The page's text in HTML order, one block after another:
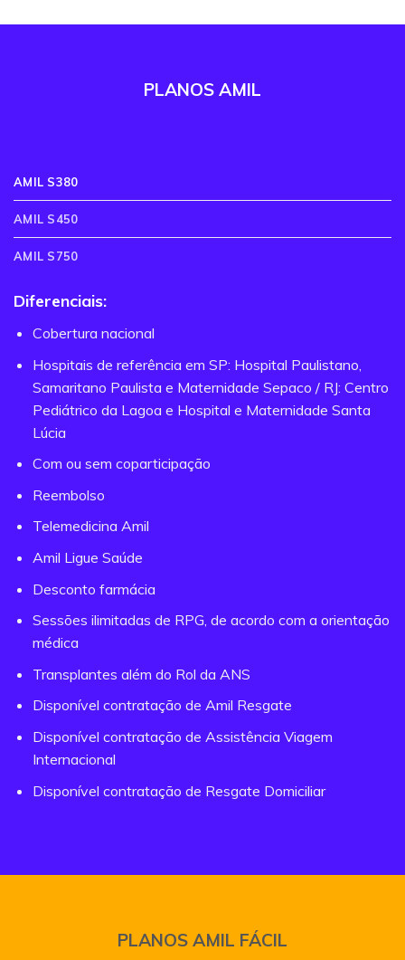
PLANOS AMIL
AMIL S380
AMIL S450
AMIL S750
Diferenciais:
Cobertura nacional
Hospitais de referência em SP: Hospital Paulistano,
Samaritano Paulista e Maternidade Sepaco / RJ: Centro
Pediátrico da Lagoa e Hospital e Maternidade Santa
Lúcia
Com ou sem coparticipação
Reembolso
Telemedicina Amil
Amil Ligue Saúde
Desconto farmácia
Sessões ilimitadas de RPG, de acordo com a orientação
médica
Transplantes além do Rol da ANS
Disponível contratação de Amil Resgate
Disponível contratação de Assistência Viagem
Internacional
Disponível contratação de Resgate Domiciliar
PLANOS AMIL FÁCIL